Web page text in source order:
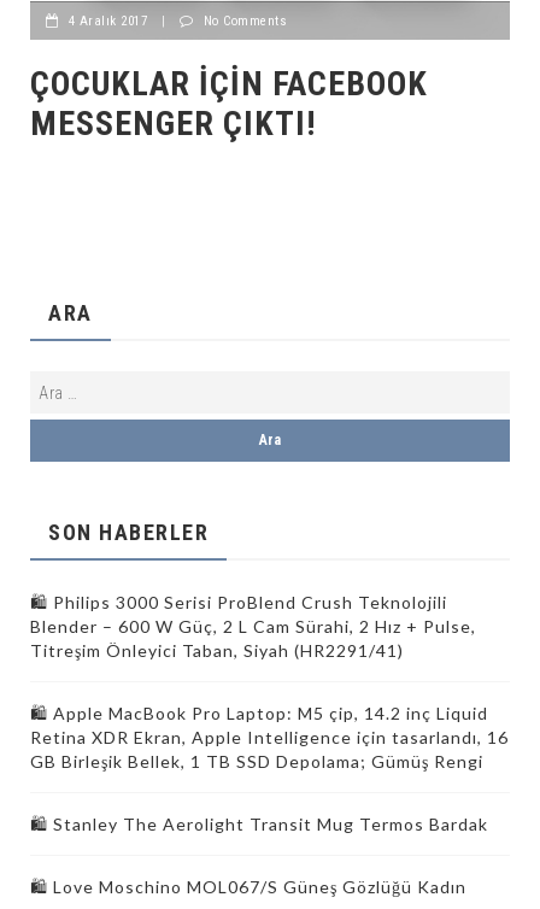
4 Aralık 2017 | No Comments
ÇOCUKLAR İÇIN FACEBOOK
MESSENGER ÇIKTI!
ARA
SON HABERLER
🛍 Philips 3000 Serisi ProBlend Crush Teknolojili
Blender – 600 W Güç, 2 L Cam Sürahi, 2 Hız + Pulse,
Titreşim Önleyici Taban, Siyah (HR2291/41)
🛍 Apple MacBook Pro Laptop: M5 çip, 14.2 inç Liquid
Retina XDR Ekran, Apple Intelligence için tasarlandı, 16
GB Birleşik Bellek, 1 TB SSD Depolama; Gümüş Rengi
🛍 Stanley The Aerolight Transit Mug Termos Bardak
🛍 Love Moschino MOL067/S Güneş Gözlüğü Kadın